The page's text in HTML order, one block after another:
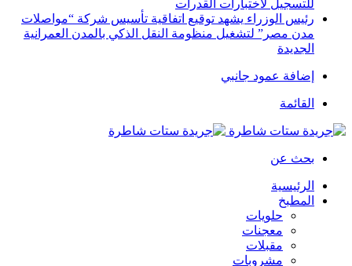
للتسجيل لاختبارات القدرات
رئيس الوزراء يشهد توقيع اتفاقية تأسيس شركة “مواصلات
مدن مصر” لتشغيل منظومة النقل الذكي بالمدن العمرانية
الجديدة
إضافة عمود جانبي
القائمة
بحث عن
الرئيسية
المطبخ
حلويات
معجنات
مقبلات
مشروبات